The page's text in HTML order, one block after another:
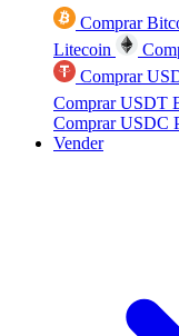
Comprar
Litecoin
Comprar
Comprar USDT
Comprar USDC
Vender